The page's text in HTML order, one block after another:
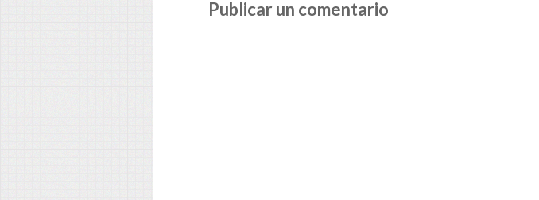
Publicar un comentario